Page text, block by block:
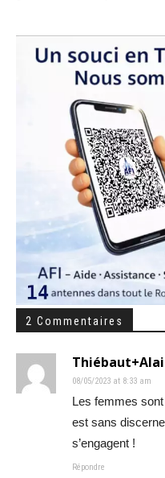
2 Commentaires
08/05/2023 at 8:33 am
Les femmes sont
est sans
s’engagent !
Répondre